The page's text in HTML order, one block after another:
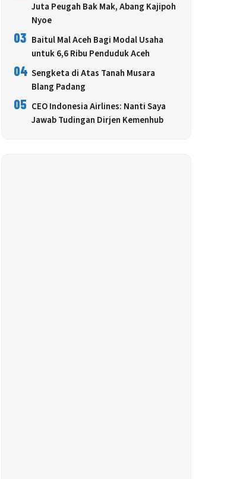
Juta Peugah Bak Mak, Abang Kajipoh
Nyoe
03 Baitul Mal Aceh Bagi Modal Usaha
untuk 6,6 Ribu Penduduk Aceh
04 Sengketa di Atas Tanah Musara
Blang Padang
05 CEO Indonesia Airlines: Nanti Saya
Jawab Tudingan Dirjen Kemenhub